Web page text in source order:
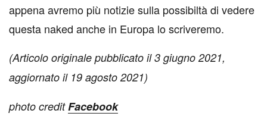
appena avremo più notizie sulla possibiltà di vedere
questa naked anche in Europa lo scriveremo.
(Articolo originale pubblicato il 3 giugno 2021,
aggiornato il 19 agosto 2021)
photo creditFacebook